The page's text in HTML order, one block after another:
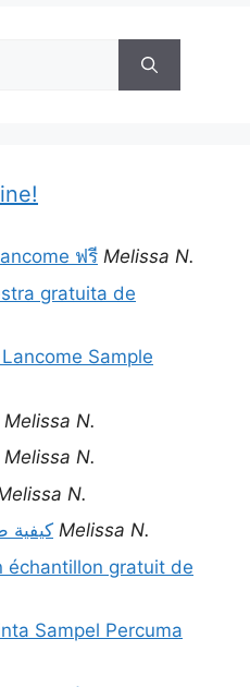
ฟรี Melissa N.
gratuita de
Sample
Melissa N.
Melissa N.
N.
كيفية Melissa N.
échantillon gratuit de
Sampel Percuma